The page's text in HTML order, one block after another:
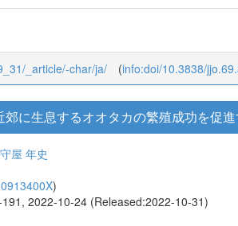
_article/-char/ja/ (info:doi/10.3838/
に生息するオオタカの繁殖成功を促進
守屋 年史
)
2022-10-24 (Released:2022-10-31)